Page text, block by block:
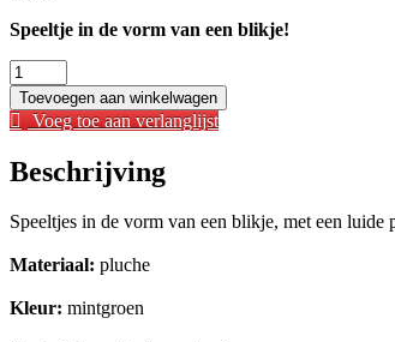
Speeltje in de vorm van een blikje!
PetShop
-
Holiday
Cup
Toevoegen aan winkelwagen
Voeg toe aan verlanglijst
Beschrijving
Speeltjes in de vorm van een blikje, met een luide
Materiaal: pluche
Kleur: mintgroen